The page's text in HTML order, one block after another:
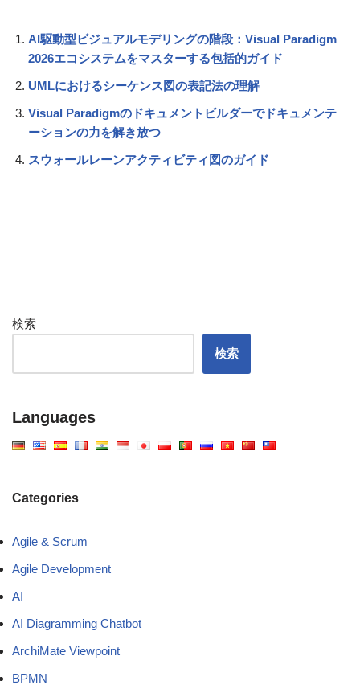
AI駆動型ビジュアルモデリングの階段：Visual Paradigm
2026エコシステムをマスターする包括的ガイド
UMLにおけるシーケンス図の表記法の理解
Visual Paradigmのドキュメントビルダーでドキュメンテ
ーションの力を解き放つ
スウォールレーンアクティビティ図のガイド
検索
検索
Languages
Categories
Agile & Scrum
Agile Development
AI
AI Diagramming Chatbot
ArchiMate Viewpoint
BPMN